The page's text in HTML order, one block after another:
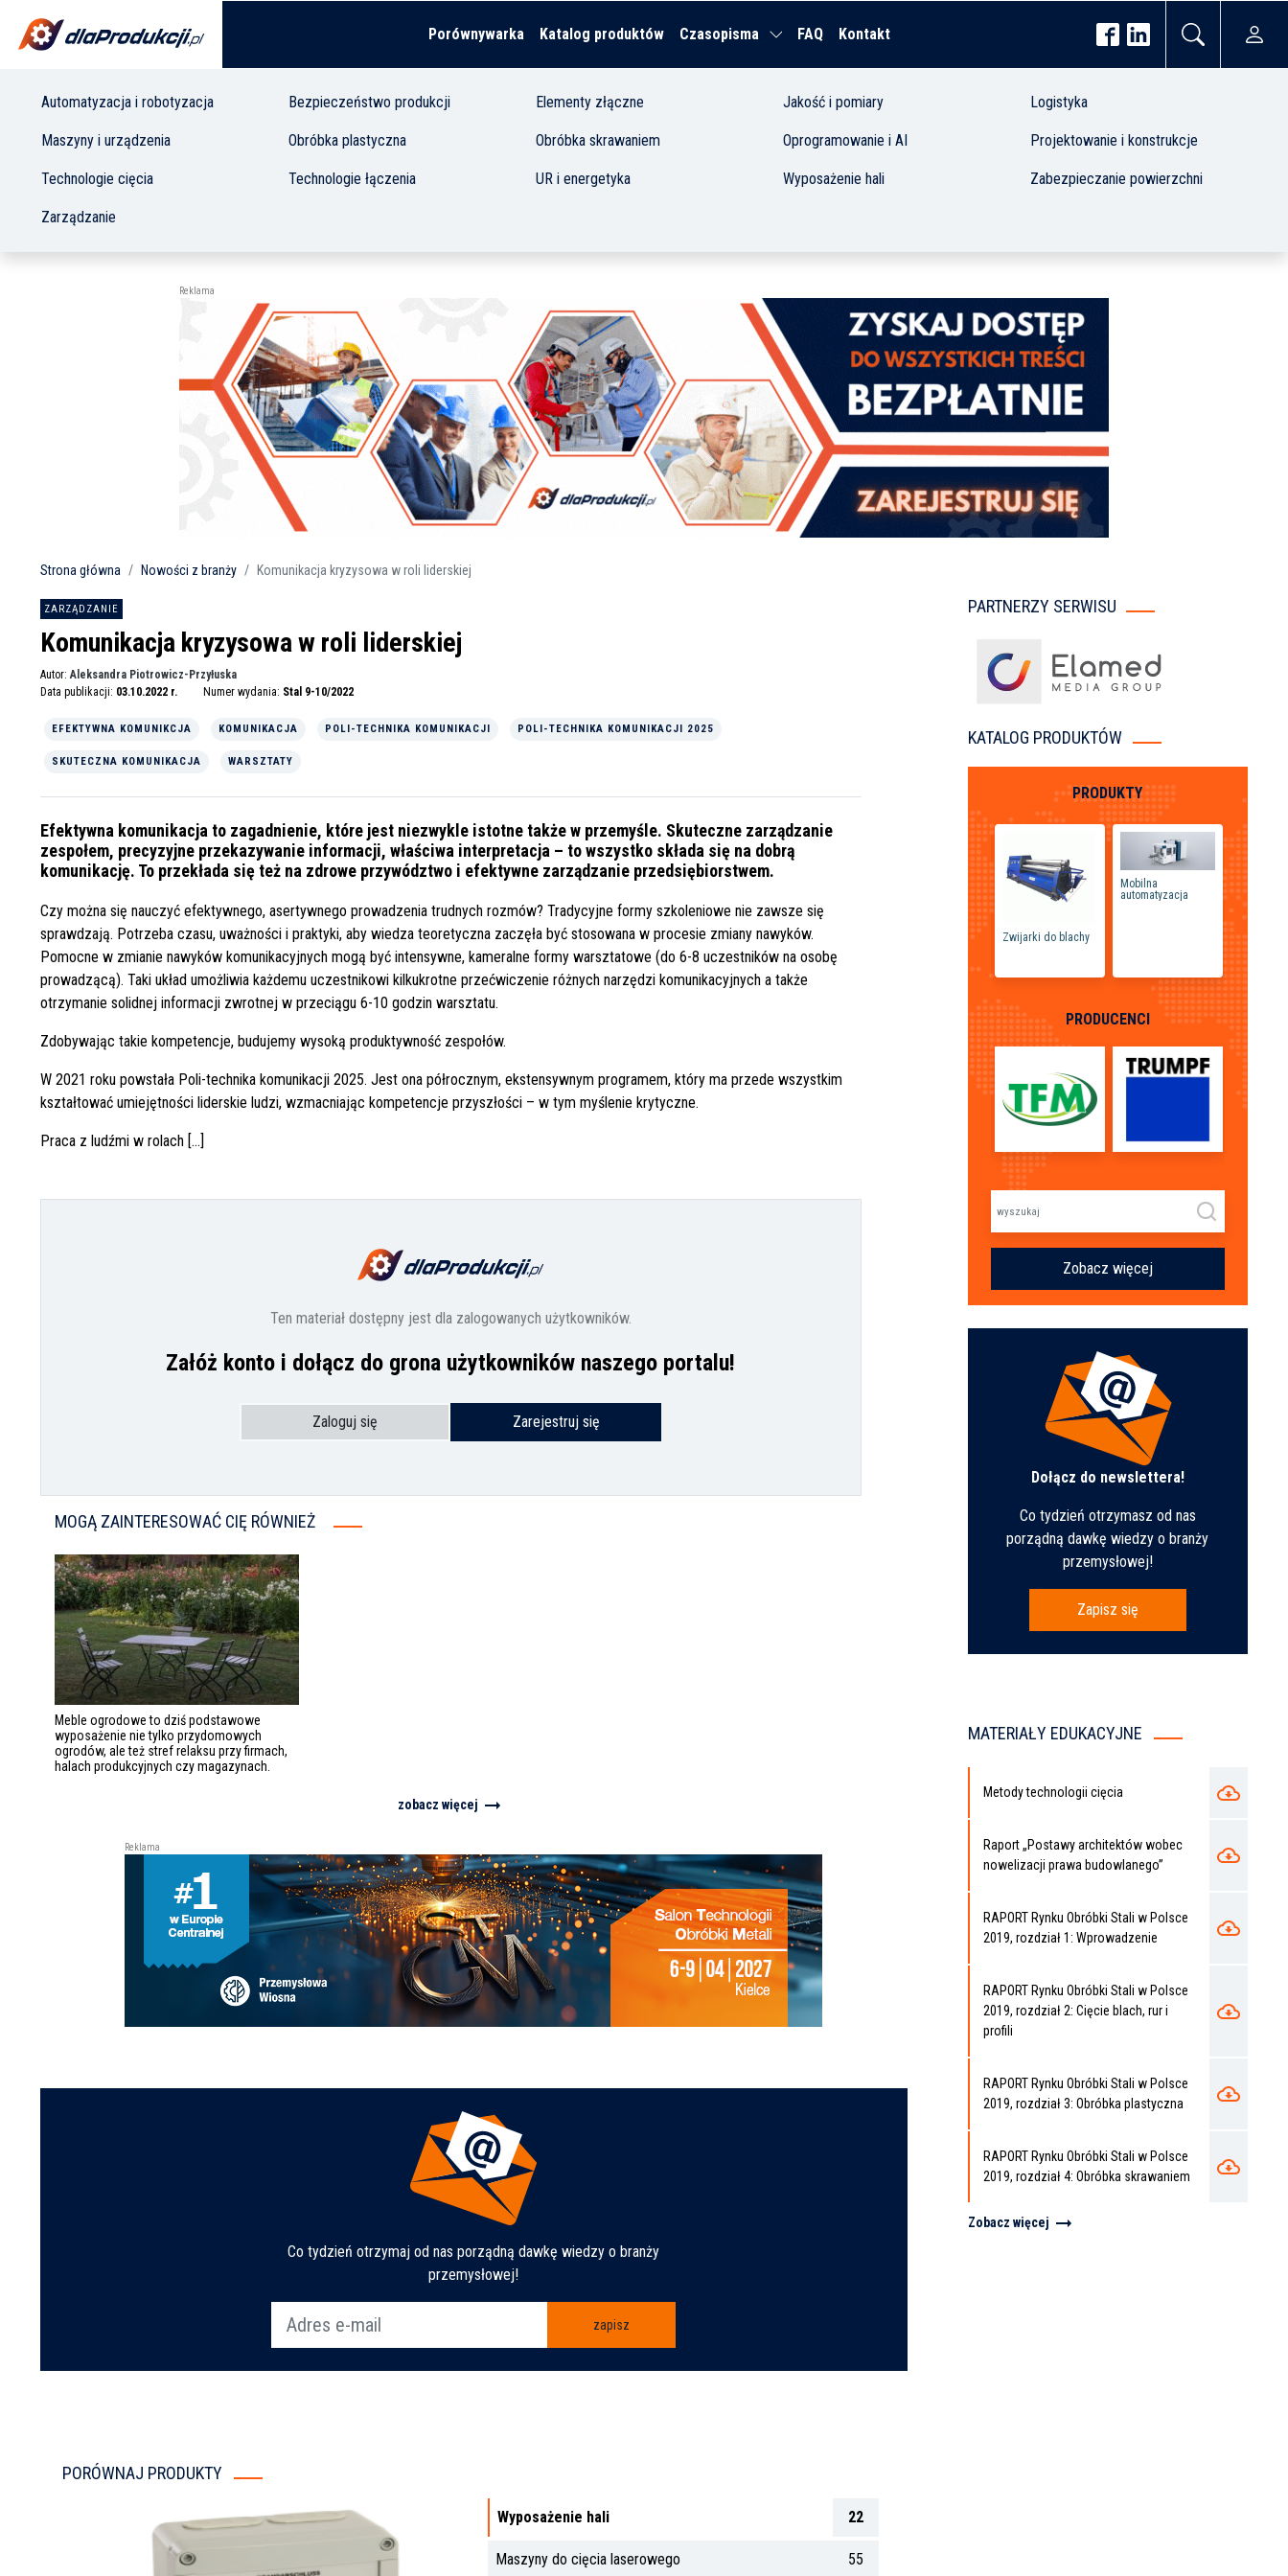
Porównywarka Katalog produktów Czasopisma FAQ Kontakt
Automatyzacja i robotyzacja Bezpieczeństwo produkcji Elementy złączne Jakość i pomiary Logistyka
Maszyny i urządzenia Obróbka plastyczna Obróbka skrawaniem Oprogramowanie i AI Projektowanie i konstrukcje
Technologie cięcia Technologie łączenia UR i energetyka Wyposażenie hali Zabezpieczanie powierzchni
Zarządzanie
Reklama
Strona główna Nowości z branży Komunikacja kryzysowa w roli liderskiej
ZARZĄDZANIE
Komunikacja kryzysowa w roli liderskiej
Autor:Aleksandra Piotrowicz-Przyłuska
Data publikacji: 03.10.2022 r. Numer wydania: Stal 9-10/2022
EFEKTYWNA KOMUNIKCJA KOMUNIKACJA POLI-TECHNIKA KOMUNIKACJI POLI-TECHNIKA KOMUNIKACJI 2025
SKUTECZNA KOMUNIKACJA WARSZTATY
Efektywna komunikacja to zagadnienie, które jest niezwykle istotne także w przemyśle. Skuteczne zarządzanie
zespołem, precyzyjne przekazywanie informacji, właściwa interpretacja – to wszystko składa się na dobrą
komunikację. To przekłada się też na zdrowe przywództwo i efektywne zarządzanie przedsiębiorstwem.
Czy można się nauczyć efektywnego, asertywnego prowadzenia trudnych rozmów? Tradycyjne formy szkoleniowe nie zawsze się
sprawdzają. Potrzeba czasu, uważności i praktyki, aby wiedza teoretyczna zaczęła być stosowana w procesie zmiany nawyków.
Pomocne w zmianie nawyków komunikacyjnych mogą być intensywne, kameralne formy warsztatowe (do 6-8 uczestników na osobę
prowadzącą). Taki układ umożliwia każdemu uczestnikowi kilkukrotne przećwiczenie różnych narzędzi komunikacyjnych a także
otrzymanie solidnej informacji zwrotnej w przeciągu 6-10 godzin warsztatu.
Zdobywając takie kompetencje, budujemy wysoką produktywność zespołów.
W 2021 roku powstała Poli-technika komunikacji 2025. Jest ona półrocznym, ekstensywnym programem, który ma przede wszystkim
kształtować umiejętności liderskie ludzi, wzmacniając kompetencje przyszłości – w tym myślenie krytyczne.
Praca z ludźmi w rolach [...]
Ten materiał dostępny jest dla zalogowanych użytkowników.
Załóż konto i dołącz do grona użytkowników naszego portalu!
Zaloguj się Zarejestruj się
MOGĄ ZAINTERESOWAĆ CIĘ RÓWNIEŻ
Meble ogrodowe to dziś podstawowe
wyposażenie nie tylko przydomowych
ogrodów, ale też stref relaksu przy firmach,
halach produkcyjnych czy magazynach.
zobacz więcej
Reklama
Co tydzień otrzymaj od nas porządną dawkę wiedzy o branży
przemysłowej!
zapisz
PORÓWNAJ PRODUKTY
Wyposażenie hali 22
Maszyny do cięcia laserowego 55
PARTNERZY SERWISU
KATALOG PRODUKTÓW
PRODUKTY
Malowanie
oznaczeń BHP w
zakładach
produkcyjnych –
kluczowy element
bezpieczeństwa
TruLaser 5030 fiber
od TRUMPF
Prasa
mimośrodowa
Pressix – 80CNR4
Pressix
Spawanie laserowe
7000
Giętarka do drutu
3D-R100 Nicemach
Zwijarki do blachy
Mobilna
automatyzacja
elektromechaniczna
PRODUCENCI
Zobacz więcej
Dołącz do newslettera!
Co tydzień otrzymasz od nas
porządną dawkę wiedzy o branży
przemysłowej!
Zapisz się
MATERIAŁY EDUKACYJNE
Metody technologii cięcia
Raport „Postawy architektów wobec
nowelizacji prawa budowlanego”
RAPORT Rynku Obróbki Stali w Polsce
2019, rozdział 1: Wprowadzenie
RAPORT Rynku Obróbki Stali w Polsce
2019, rozdział 2: Cięcie blach, rur i
profili
RAPORT Rynku Obróbki Stali w Polsce
2019, rozdział 3: Obróbka plastyczna
RAPORT Rynku Obróbki Stali w Polsce
2019, rozdział 4: Obróbka skrawaniem
Zobacz więcej